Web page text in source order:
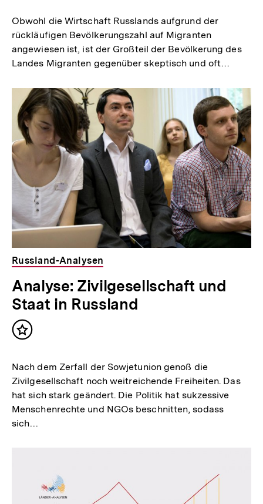
Obwohl die Wirtschaft Russlands aufgrund der
rückläufigen Bevölkerungszahl auf Migranten
angewiesen ist, ist der Großteil der Bevölkerung des
Landes Migranten gegenüber skeptisch und oft…
Russland-Analysen
Analyse: Zivilgesellschaft und
Staat in Russland
Inhalt
Nach dem Zerfall der Sowjetunion genoß die
Zivilgesellschaft noch weitreichende Freiheiten. Das
hat sich stark geändert. Die Politik hat sukzessive
Menschenrechte und NGOs beschnitten, sodass
sich…